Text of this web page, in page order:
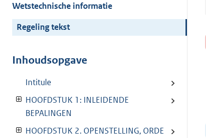
Wetstechnische informatie
Regeling tekst
Inhoudsopgave
Intitule
HOOFDSTUK 1: INLEIDENDE
BEPALINGEN
HOOFDSTUK 2. OPENSTELLING, ORDE